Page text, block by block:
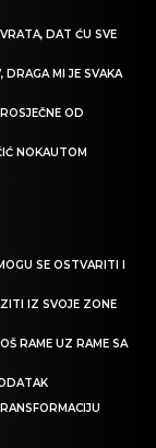
DAT ĆU SVE
DRAGA MI JE SVAKA
OD
NOKAUTOM
SE OSTVARITI I
IZ SVOJE ZONE
RAME UZ RAME SA